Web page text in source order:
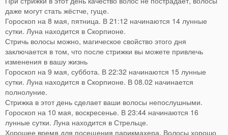
даже могут стать жёстче, гуще.
Гороскоп на 8 мая, пятница. В 21:12 начинаются 14 лунные
сутки. Луна находится в Скорпионе.
Стричь волосы можно, магическое свойство этого дня
заключается в том, что после стрижки вы можете привлечь
изменения в вашу жизнь
Гороскоп на 9 мая, суббота. В 22:32 начинаются 15 лунные
сутки. Луна находится в Скорпионе. В 08.02 начинается
полнолуние.
Стрижка в этот день сделает ваши волосы непослушными.
Гороскоп на 10 мая, воскресенье. В 23:44 начинаются 16
лунные сутки. Луна находится в Стрельце.
Хорошее время для посещения парикмахера. Волосы хорошо